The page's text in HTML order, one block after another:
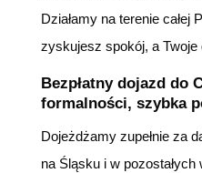
Działamy na terenie całej
zyskujesz spokój, a Twoje
Bezpłatny dojazd do
formalności, szybka
Dojeżdżamy zupełnie za
na Śląsku i w